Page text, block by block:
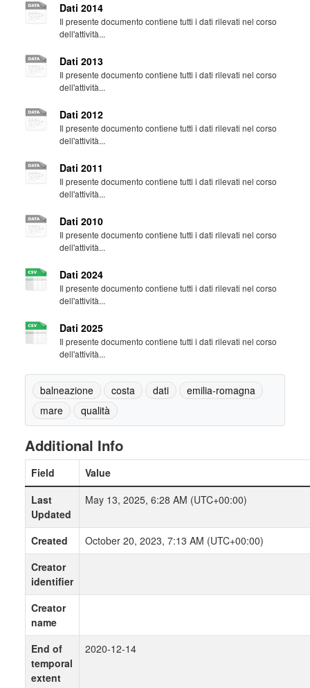
Dati 2014
Il presente documento contiene tutti i dati rilevati nel corso
dell'attività...
Dati 2013
Il presente documento contiene tutti i dati rilevati nel corso
dell'attività...
Dati 2012
Il presente documento contiene tutti i dati rilevati nel corso
dell'attività...
Dati 2011
Il presente documento contiene tutti i dati rilevati nel corso
dell'attività...
Dati 2010
Il presente documento contiene tutti i dati rilevati nel corso
dell'attività...
Dati 2024
Il presente documento contiene tutti i dati rilevati nel corso
dell'attività...
Dati 2025
Il presente documento contiene tutti i dati rilevati nel corso
dell'attività...
balneazione costa dati
emilia-romagna
mare
qualità
Additional Info
Field
Value
Last
Updated
May 13, 2025, 6:28 AM (UTC+00:00)
Created
October 20, 2023, 7:13 AM (UTC+00:00)
Creator
identifier
Creator
name
End of
temporal
extent
2020-12-14